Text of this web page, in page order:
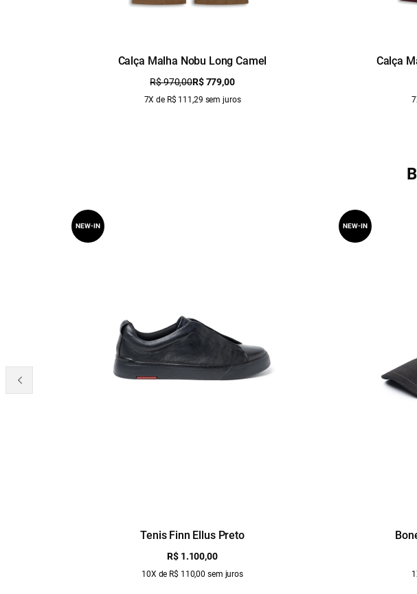
Calça Malha Nobu Long Camel
R$ 970,00R$ 779,00
7X de R$ 111,29 sem juros
Calça
Tenis Finn Ellus Preto
R$ 1.100,00
10X de R$ 110,00 sem juros
NEW-IN NEW-IN